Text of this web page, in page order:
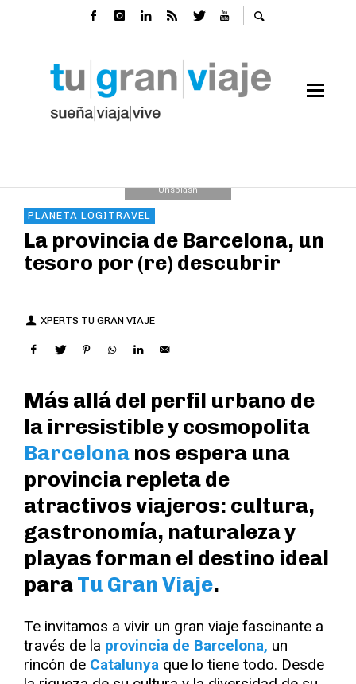
Unsplash
PLANETA LOGITRAVEL
La provincia de Barcelona, un
tesoro por (re) descubrir
XPERTS TU GRAN VIAJE
Más allá del perfil urbano de
la irresistible y cosmopolita
Barcelona nos espera una
provincia repleta de
atractivos viajeros: cultura,
gastronomía, naturaleza y
playas forman el destino ideal
paraTu Gran Viaje.
Te invitamos a vivir un gran viaje fascinante a
través de la provincia de Barcelona, un
rincón de Catalunya que lo tiene todo. Desde